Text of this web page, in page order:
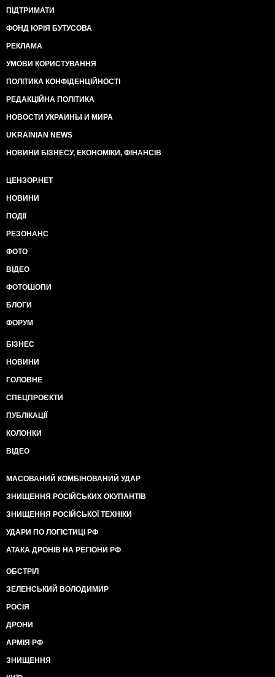
ПІДТРИМАТИ
ФОНД ЮРІЯ БУТУСОВА
РЕКЛАМА
УМОВИ КОРИСТУВАННЯ
ПОЛІТИКА КОНФІДЕНЦІЙНОСТІ
РЕДАКЦІЙНА ПОЛІТИКА
НОВОСТИ УКРАИНЫ И МИРА
UKRAINIAN NEWS
НОВИНИ БІЗНЕСУ, ЕКОНОМІКИ, ФІНАНСІВ
ЦЕНЗОР.НЕТ
НОВИНИ
ПОДІЇ
РЕЗОНАНС
ФОТО
ВІДЕО
ФОТОШОПИ
БЛОГИ
ФОРУМ
БІЗНЕС
НОВИНИ
ГОЛОВНЕ
СПЕЦПРОЄКТИ
ПУБЛІКАЦІЇ
КОЛОНКИ
ВІДЕО
МАСОВАНИЙ КОМБІНОВАНИЙ УДАР
ЗНИЩЕННЯ РОСІЙСЬКИХ ОКУПАНТІВ
ЗНИЩЕННЯ РОСІЙСЬКОЇ ТЕХНІКИ
УДАРИ ПО ЛОГІСТИЦІ РФ
АТАКА ДРОНІВ НА РЕГІОНИ РФ
ОБСТРІЛ
ЗЕЛЕНСЬКИЙ ВОЛОДИМИР
РОСІЯ
ДРОНИ
АРМІЯ РФ
ЗНИЩЕННЯ